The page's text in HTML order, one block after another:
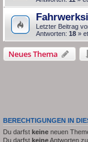
Letzter Beitrag
Antworten: 18 »
Neues Thema
BERECHTIGUNGEN IN
Du darfst keine neuen
Du darfst keineAntworten